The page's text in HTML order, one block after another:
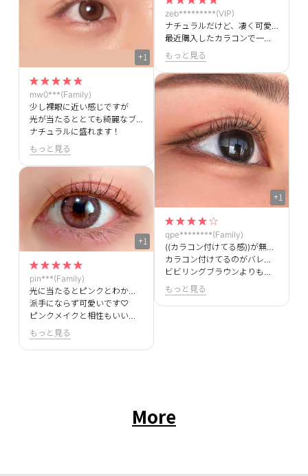
+1
mw0***(Family)
少し裸眼に近い感じですが
光が当たるととても綺麗なブラウンで
ナチュラルに盛れます！
もっと見る
+1
pin***(Family)
光に当たるとピンクとわかるくらいの自然さで
派手にならず可愛いです♡
ピンクメイクと相性もいいです！
もっと見る
zeb*********(VIP)
最近購入したカラコンで一番お気に入りです、装用期間一杯着けていましたがずっと快適でした。人気の理由がわかります…！
もっと見る
+1
qpe********(Family)
カラコン付けてるのがバレたくない方にはオススメ！
ビビリングブラウンよりも色は暗いです。
もっと見る
More